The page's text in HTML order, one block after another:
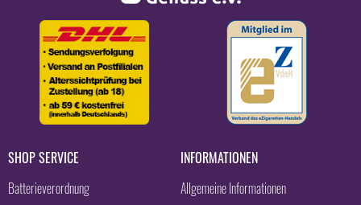
SHOP SERVICE
Batterieverordnung
INFORMATIONEN
Allgemeine Informationen